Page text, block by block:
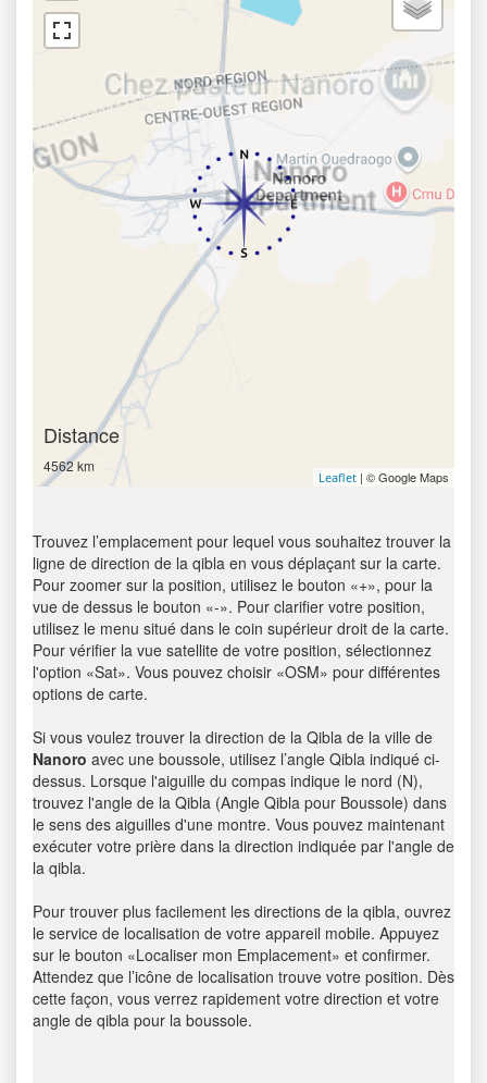
Distance
4562 km
Leaflet | © Google Maps
Trouvez l’emplacement pour lequel vous souhaitez trouver la
ligne de direction de la qibla en vous déplaçant sur la carte.
Pour zoomer sur la position, utilisez le bouton «+», pour la
vue de dessus le bouton «-». Pour clarifier votre position,
utilisez le menu situé dans le coin supérieur droit de la carte.
Pour vérifier la vue satellite de votre position, sélectionnez
l'option «Sat». Vous pouvez choisir «OSM» pour différentes
options de carte.
Si vous voulez trouver la direction de la Qibla de la ville de
Nanoro avec une boussole, utilisez l’angle Qibla indiqué ci-
dessus. Lorsque l'aiguille du compas indique le nord (N),
trouvez l'angle de la Qibla (Angle Qibla pour Boussole) dans
le sens des aiguilles d'une montre. Vous pouvez maintenant
exécuter votre prière dans la direction indiquée par l'angle de
la qibla.
Pour trouver plus facilement les directions de la qibla, ouvrez
le service de localisation de votre appareil mobile. Appuyez
sur le bouton «Localiser mon Emplacement» et confirmer.
Attendez que l’icône de localisation trouve votre position. Dès
cette façon, vous verrez rapidement votre direction et votre
angle de qibla pour la boussole.